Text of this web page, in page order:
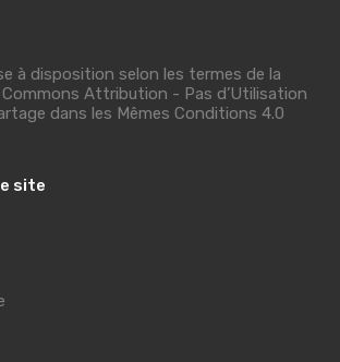
à disposition selon les termes de la
Commons Attribution - Pas d’Utilisation
dans les Mêmes Conditions 4.0
site